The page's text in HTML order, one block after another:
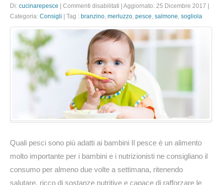
Di: cucinarepesce Commenti disabilitati su
Quali
pesci
sono
più
adatti
ai
bambini
Aggiornato: 25 Dicembre 2017
Categoria: Consigli Tag : branzino, merluzzo, pesce, salmone, sogliola
Quali pesci sono più adatti ai bambini Il pesce è un alimento
molto importante per i bambini e i nutrizionisti ne consigliano il
consumo per almeno due volte a settimana, ritenendo
salutare, ricco di sostanze nutritive e capace di rafforzare le